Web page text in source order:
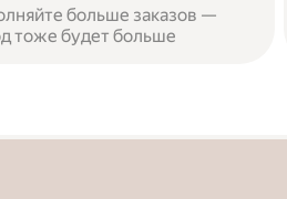
больше заказов —
тоже будет больше